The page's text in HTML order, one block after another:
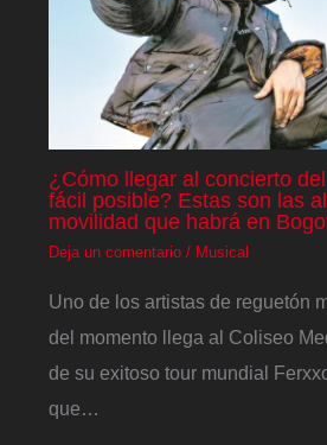
¿Cómo llegar al concierto
fácil posible? Estas son las
movilidad que habrá en
Deja un comentario / Musical
Uno de los artistas de reguetón
del momento llega al Coliseo
de su exitoso tour mundial
que…